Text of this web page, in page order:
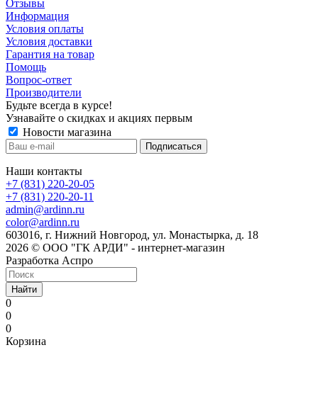
Отзывы
Информация
Условия оплаты
Условия доставки
Гарантия на товар
Помощь
Вопрос-ответ
Производители
Будьте всегда в курсе!
Узнавайте о скидках и акциях первым
Новости магазина
Наши контакты
+7 (831) 220-20-05
+7 (831) 220-20-11
admin@ardinn.ru
color@ardinn.ru
603016, г. Нижний Новгород, ул. Монастырка, д. 18
2026 © ООО "ГК АРДИ" - интернет-магазин
Разработка Аспро
Найти
0
0
0
Корзина